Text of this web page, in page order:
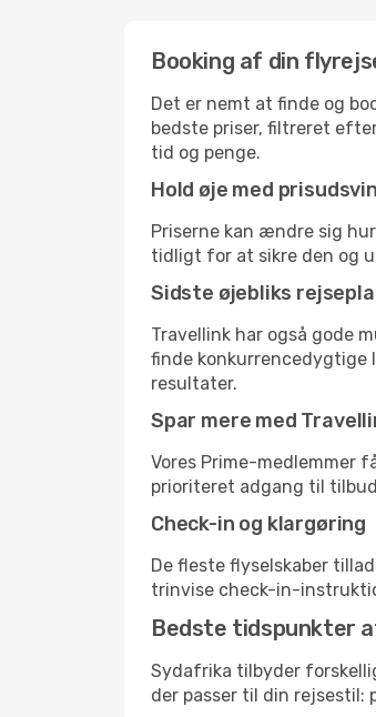
Booking af din
Det er nemt at finde og
bedste priser, filtreret
tid og penge.
Hold øje med
Priserne kan ændre sig
tidligt for at sikre den og
Sidste øjebliks
Travellink har også gode
finde konkurrencedygtige
resultater.
Spar mere med
Vores Prime-medlemmer
prioriteret adgang til
Check-in og klargøring
De fleste flyselskaber
trinvise check-in-
Bedste tidspunkter
Sydafrika tilbyder
der passer til din rejsestil: